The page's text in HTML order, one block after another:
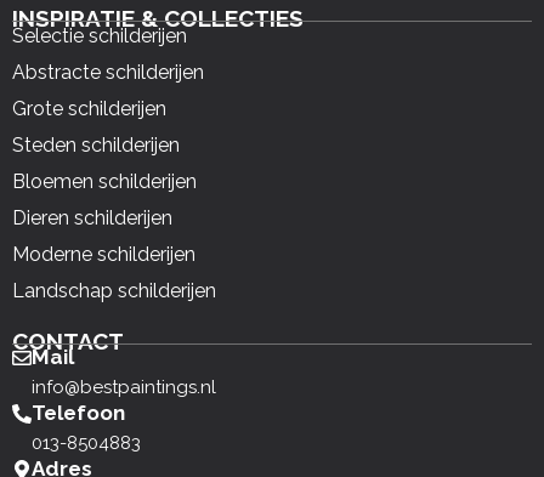
INSPIRATIE & COLLECTIES
Selectie schilderijen
Abstracte schilderijen
Grote schilderijen
Steden schilderijen
Bloemen schilderijen
Dieren schilderijen
Moderne schilderijen
Landschap schilderijen
CONTACT
Mail
info@bestpaintings.nl
Telefoon
013-8504883
Adres